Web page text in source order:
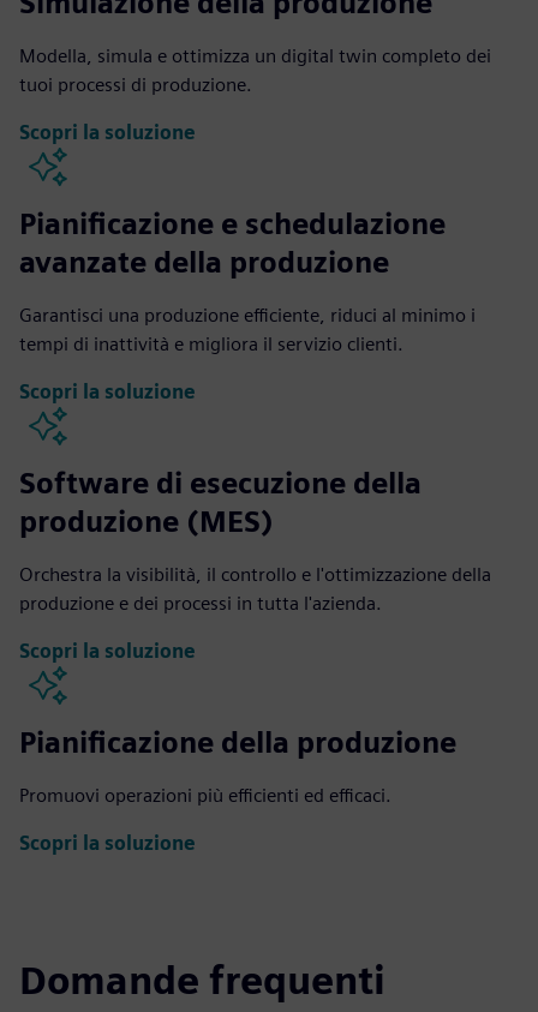
Modella, simula e ottimizza un digital twin completo dei
tuoi processi di produzione.
Scopri la soluzione
Pianificazione e schedulazione
avanzate della produzione
Garantisci una produzione efficiente, riduci al minimo i
tempi di inattività e migliora il servizio clienti.
Scopri la soluzione
Software di esecuzione della
produzione (MES)
Orchestra la visibilità, il controllo e l'ottimizzazione della
produzione e dei processi in tutta l'azienda.
Scopri la soluzione
Pianificazione della produzione
Promuovi operazioni più efficienti ed efficaci.
Scopri la soluzione
Domande frequenti